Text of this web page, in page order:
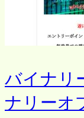
バイナリ
ナリーオ